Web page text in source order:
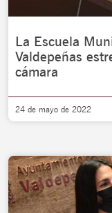
La Escuela
Valdepeñas
cámara
24 de mayo de 2022